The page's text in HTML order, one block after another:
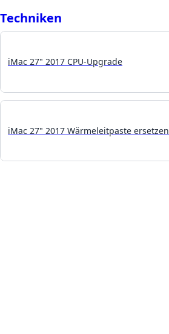
Techniken
iMac 27" 2017 CPU-Upgrade
iMac 27" 2017 Wärmeleitpaste ersetzen